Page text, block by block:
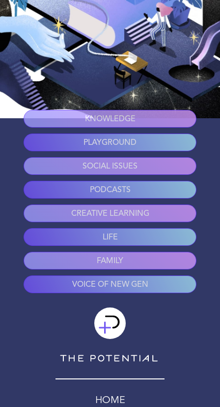
KNOWLEDGE
PLAYGROUND
SOCIAL ISSUES
PODCASTS
CREATIVE LEARNING
LIFE
FAMILY
VOICE OF NEW GEN
HOME